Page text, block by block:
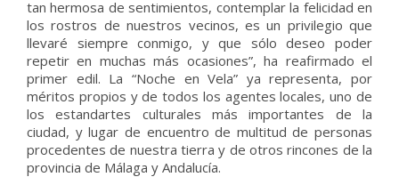
tan hermosa de sentimientos, contemplar la felicidad en
los rostros de nuestros vecinos, es un privilegio que
llevaré siempre conmigo, y que sólo deseo poder
repetir en muchas más ocasiones”, ha reafirmado el
primer edil. La “Noche en Vela” ya representa, por
méritos propios y de todos los agentes locales, uno de
los estandartes culturales más importantes de la
ciudad, y lugar de encuentro de multitud de personas
procedentes de nuestra tierra y de otros rincones de la
provincia de Málaga y Andalucía.